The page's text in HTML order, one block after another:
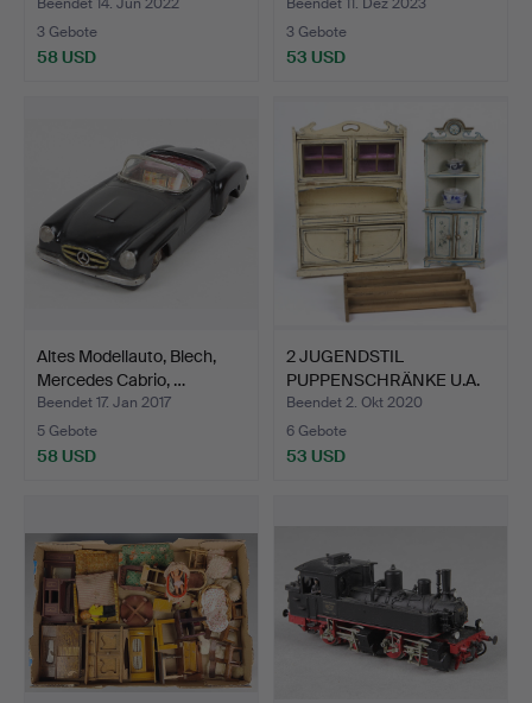
57 H0.
3 Gebote
58 USD
3 Gebote
53 USD
Altes Modellauto, Blech,
Mercedes Cabrio, …
Beendet 17. Jan 2017
5 Gebote
58 USD
2 JUGENDSTIL
PUPPENSCHRÄNKE U.A.
UM 1900.
Beendet 2. Okt 2020
6 Gebote
53 USD